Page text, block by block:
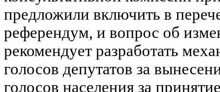
предложили включить в
референдум, и вопрос об
рекомендует разработать
голосов депутатов за
голосов населения за